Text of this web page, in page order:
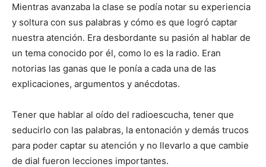
Mientras avanzaba la clase se podía notar su experiencia
y soltura con sus palabras y cómo es que logró captar
nuestra atención. Era desbordante su pasión al hablar de
un tema conocido por él, como lo es la radio. Eran
notorias las ganas que le ponía a cada una de las
explicaciones, argumentos y anécdotas.
Tener que hablar al oído del radioescucha, tener que
seducirlo con las palabras, la entonación y demás trucos
para poder captar su atención y no llevarlo a que cambie
de dial fueron lecciones importantes.